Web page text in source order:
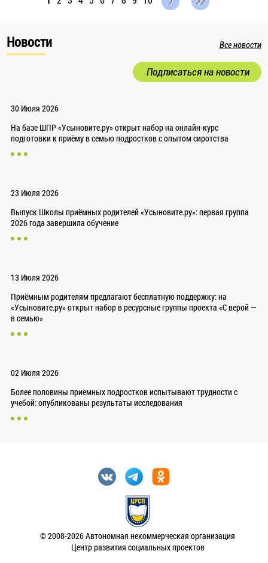
Новости Все новости
Подписаться на новости
30 Июля 2026
На базе ШПР «Усыновите.ру» открыт набор на онлайн-курс
подготовки к приёму в семью подростков с опытом сиротства
23 Июля 2026
Выпуск Школы приёмных родителей «Усыновите.ру»: первая группа
2026 года завершила обучение
13 Июля 2026
Приёмным родителям предлагают бесплатную поддержку: на
«Усыновите.ру» открыт набор в ресурсные группы проекта «С верой —
в семью»
02 Июля 2026
Более половины приемных подростков испытывают трудности с
учебой: опубликованы результаты исследования
© 2008-2026 Автономная некоммерческая организация
Центр развития социальных проектов